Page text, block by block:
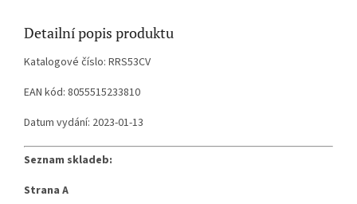
Detailní popis produktu
Katalogové číslo: RRS53CV
EAN kód: 8055515233810
Datum vydání: 2023-01-13
Seznam skladeb:
Strana A